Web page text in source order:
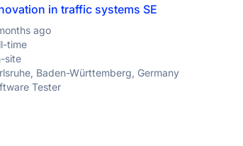
in traffic systems SE
ago
time
site
Baden-Württemberg, Germany
Tester